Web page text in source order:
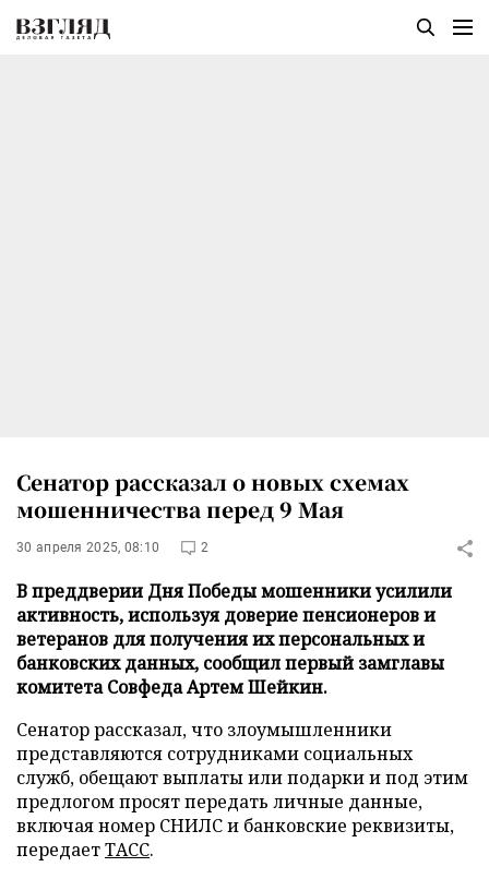
Сенатор рассказал о новых схемах
мошенничества перед 9 Мая
30 апреля 2025, 08:10 2
В преддверии Дня Победы мошенники усилили
активность, используя доверие пенсионеров и
ветеранов для получения их персональных и
банковских данных, сообщил первый замглавы
комитета Совфеда Артем Шейкин.
Сенатор рассказал, что злоумышленники
представляются сотрудниками социальных
служб, обещают выплаты или подарки и под этим
предлогом просят передать личные данные,
включая номер СНИЛС и банковские реквизиты,
передаетТАСС.